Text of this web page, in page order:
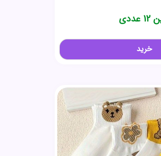
عددی
خرید